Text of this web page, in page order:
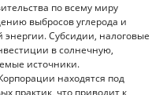
по всему миру
выбросов углерода и
Субсидии, налоговые
в солнечную,
источники.
находятся под
практик, что приводит к